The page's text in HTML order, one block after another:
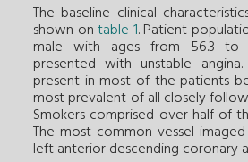
The baseline clinical
shown ontable 1. Patient
male with ages from 56.3 to
presented with unstable
present in most of the patients
most prevalent of all closely
Smokers comprised over half of
The most common vessel
left anterior descending coronary